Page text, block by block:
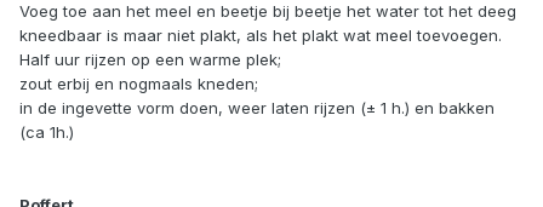
Voeg toe aan het meel en beetje bij beetje het water tot het deeg
kneedbaar is maar niet plakt, als het plakt wat meel toevoegen.
Half uur rijzen op een warme plek;
zout erbij en nogmaals kneden;
in de ingevette vorm doen, weer laten rijzen (± 1 h.) en bakken
(ca 1h.)